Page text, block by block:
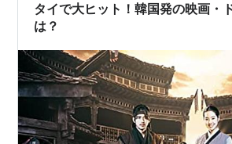
タイで大ヒット！韓国発の映画・
は？